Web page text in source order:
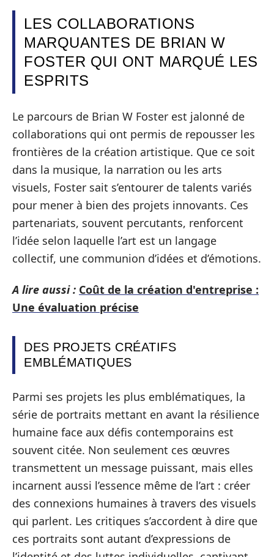
LES COLLABORATIONS
MARQUANTES DE BRIAN W
FOSTER QUI ONT MARQUÉ LES
ESPRITS
Le parcours de Brian W Foster est jalonné de
collaborations qui ont permis de repousser les
frontières de la création artistique. Que ce soit
dans la musique, la narration ou les arts
visuels, Foster sait s’entourer de talents variés
pour mener à bien des projets innovants. Ces
partenariats, souvent percutants, renforcent
l’idée selon laquelle l’art est un langage
collectif, une communion d’idées et d’émotions.
A lire aussi : Coût de la création d'entreprise :
Une évaluation précise
DES PROJETS CRÉATIFS
EMBLÉMATIQUES
Parmi ses projets les plus emblématiques, la
série de portraits mettant en avant la résilience
humaine face aux défis contemporains est
souvent citée. Non seulement ces œuvres
transmettent un message puissant, mais elles
incarnent aussi l’essence même de l’art : créer
des connexions humaines à travers des visuels
qui parlent. Les critiques s’accordent à dire que
ces portraits sont autant d’expressions de